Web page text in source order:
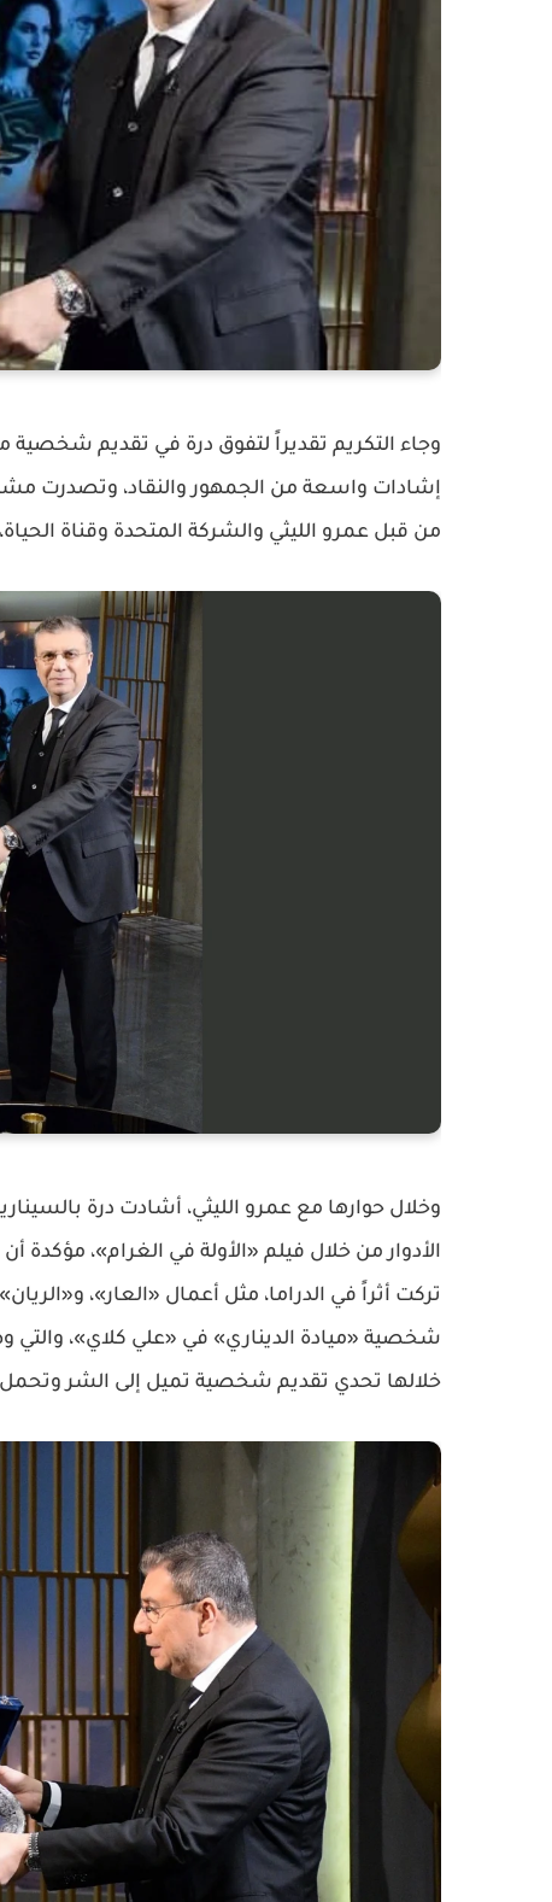
وجاء التكريم تقديراً لتفوق درة في تقديم شخصية
إشادات واسعة من الجمهور والنقاد، وتصدرت
من قبل عمرو الليثي والشركة المتحدة وقناة
وخلال حوارها مع عمرو الليثي، أشادت درة
الأدوار من خلال فيلم «الأولة في الغرام»،
تركت أثراً في الدراما، مثل أعمال «العار»،
شخصية «ميادة الديناري» في «علي كلاي»، والتي
خلالها تحدي تقديم شخصية تميل إلى الشر وتحمل